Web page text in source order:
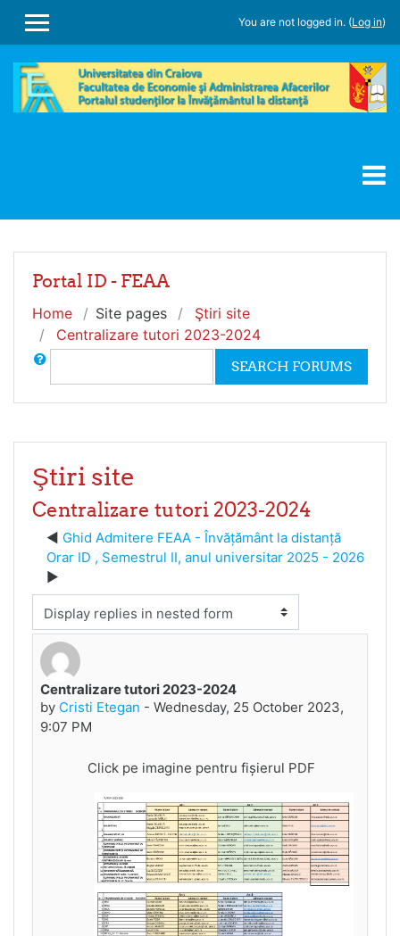
SIDE PANEL
You are not logged in. (Log in)
Portal ID - FEAA
Home Site pages
Ştiri site
Centralizare tutori 2023-2024
Search
SEARCH FORUMS
Ştiri site
Centralizare tutori 2023-2024
Ghid Admitere FEAA - Învățământ la distanță
Orar ID , Semestrul II, anul universitar 2025 - 2026
Display mode
Centralizare tutori 2023-2024
by Cristi Etegan - Wednesday, 25 October 2023,
9:07 PM
Number of replies: 0
Click pe imagine pentru fișierul PDF